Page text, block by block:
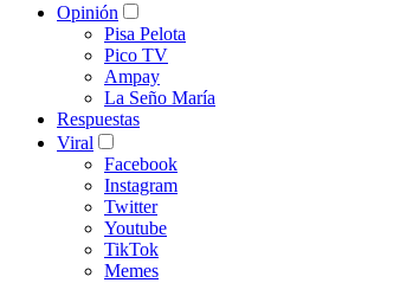
Opinión
Pisa Pelota
Pico TV
Ampay
La Seño María
Respuestas
Viral
Facebook
Instagram
Twitter
Youtube
TikTok
Memes